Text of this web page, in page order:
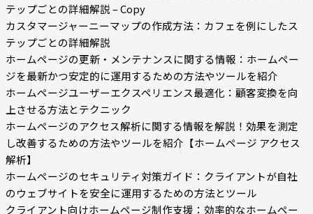
テップごとの詳細解説 – Copy
カスタマージャーニーマップの作成方法：カフェを例にしたス
テップごとの詳細解説
ホームページの更新・メンテナンスに関する情報：ホームペー
ジを最新かつ安定的に運用するための方法やツールを紹介
ホームページユーザーエクスペリエンス最適化：顧客変換を向
上させる方法とテクニック
ホームページのアクセス解析に関する情報を解説！効果を測定
し改善するための方法やツールを紹介【ホームページ アクセス
解析】
ホームページのセキュリティ対策ガイド：クライアントが自社
のウェブサイトを安全に運用するための方法とツール
クライアント向けホームページ制作支援：効率的なホームペー